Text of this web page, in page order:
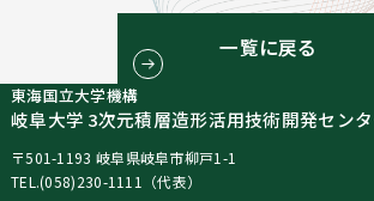
一覧に戻る
東海国立大学機構
岐阜大学 3次元積層造形活用技術開発セン
〒501-1193 岐阜県岐阜市柳戸1-1
TEL.(058)230-1111（代表）